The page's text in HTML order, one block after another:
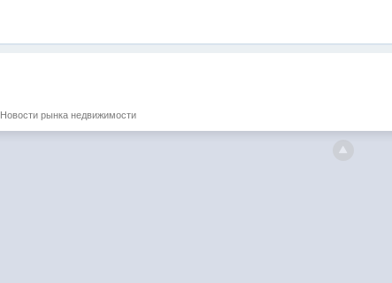
Новости рынка недвижимости